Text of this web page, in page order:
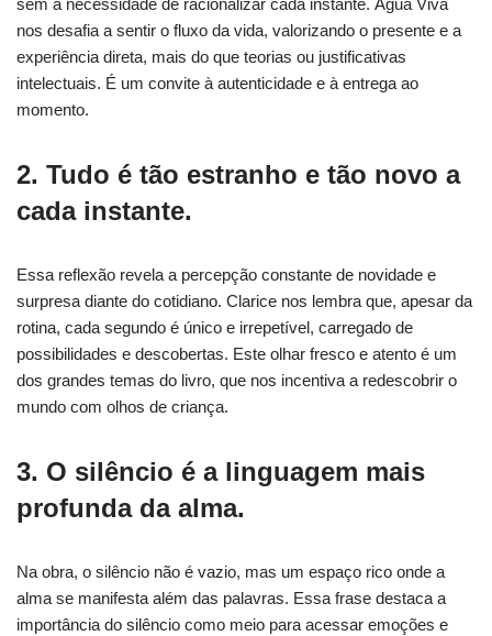
sem a necessidade de racionalizar cada instante. Água Viva
nos desafia a sentir o fluxo da vida, valorizando o presente e a
experiência direta, mais do que teorias ou justificativas
intelectuais. É um convite à autenticidade e à entrega ao
momento.
2. Tudo é tão estranho e tão novo a
cada instante.
Essa reflexão revela a percepção constante de novidade e
surpresa diante do cotidiano. Clarice nos lembra que, apesar da
rotina, cada segundo é único e irrepetível, carregado de
possibilidades e descobertas. Este olhar fresco e atento é um
dos grandes temas do livro, que nos incentiva a redescobrir o
mundo com olhos de criança.
3. O silêncio é a linguagem mais
profunda da alma.
Na obra, o silêncio não é vazio, mas um espaço rico onde a
alma se manifesta além das palavras. Essa frase destaca a
importância do silêncio como meio para acessar emoções e